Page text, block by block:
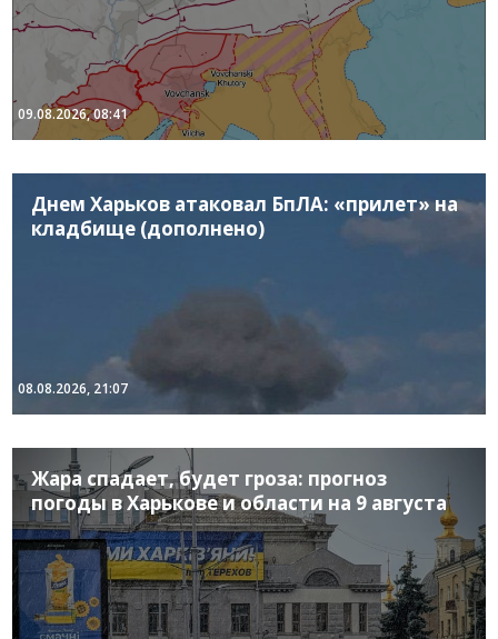
09.08.2026, 08:41
Днем Харьков атаковал БпЛА: «прилет» на
кладбище (дополнено)
08.08.2026, 21:07
Жара спадает, будет гроза: прогноз
погоды в Харькове и области на 9 августа